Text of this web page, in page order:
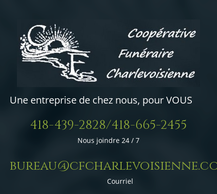
Une entreprise de chez nous, pour VOUS
418-439-2828/418-665-2455
Nous joindre 24 / 7
Courriel